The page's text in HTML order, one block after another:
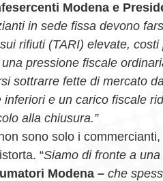
Modena e
in sede fissa devono
rifiuti (TARI) elevate, costi
pressione fiscale
sottrarre fette di mercato
e un carico fiscale
alla chiusura.”
sono solo i
“Siamo di fronte a
Modena – che